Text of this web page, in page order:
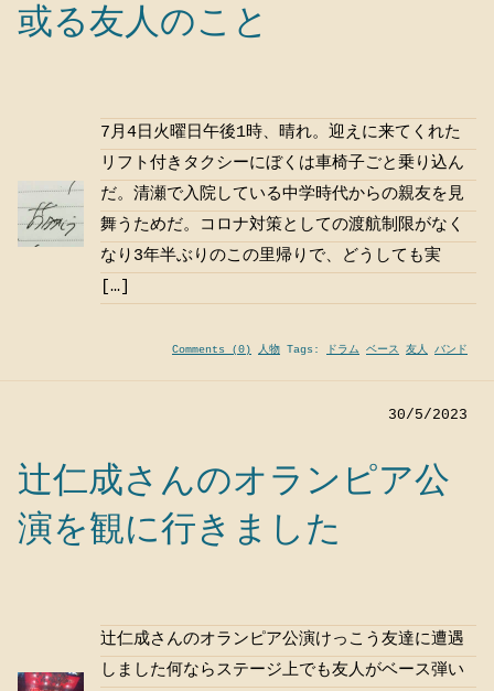
或る友人のこと
7月4日火曜日午後1時、晴れ。迎えに来てくれた
リフト付きタクシーにぼくは車椅子ごと乗り込ん
だ。清瀬で入院している中学時代からの親友を見
舞うためだ。コロナ対策としての渡航制限がなく
なり3年半ぶりのこの里帰りで、どうしても実
[…]
Comments (0) 人物 Tags: ドラム ベース 友人 バンド
30/5/2023
辻仁成さんのオランピア公
演を観に行きました
辻仁成さんのオランピア公演けっこう友達に遭遇
しました何ならステージ上でも友人がベース弾い